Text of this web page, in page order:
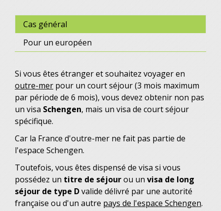
Cas général
Pour un européen
Si vous êtes étranger et souhaitez voyager en
outre-mer pour un court séjour (3 mois maximum
par période de 6 mois), vous devez obtenir non pas
un visa Schengen, mais un visa de court séjour
spécifique.
Car la France d'outre-mer ne fait pas partie de
l'espace Schengen.
Toutefois, vous êtes dispensé de visa si vous
possédez un titre de séjourou un visa de long
séjour de type Dvalide délivré par une autorité
française ou d'un autre pays de l'espace Schengen.